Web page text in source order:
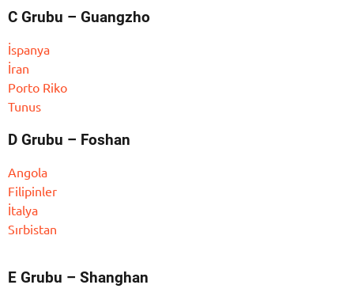
C Grubu – Guangzho
İspanya
İran
Porto Riko
Tunus
D Grubu – Foshan
Angola
Filipinler
İtalya
Sırbistan
E Grubu – Shanghan